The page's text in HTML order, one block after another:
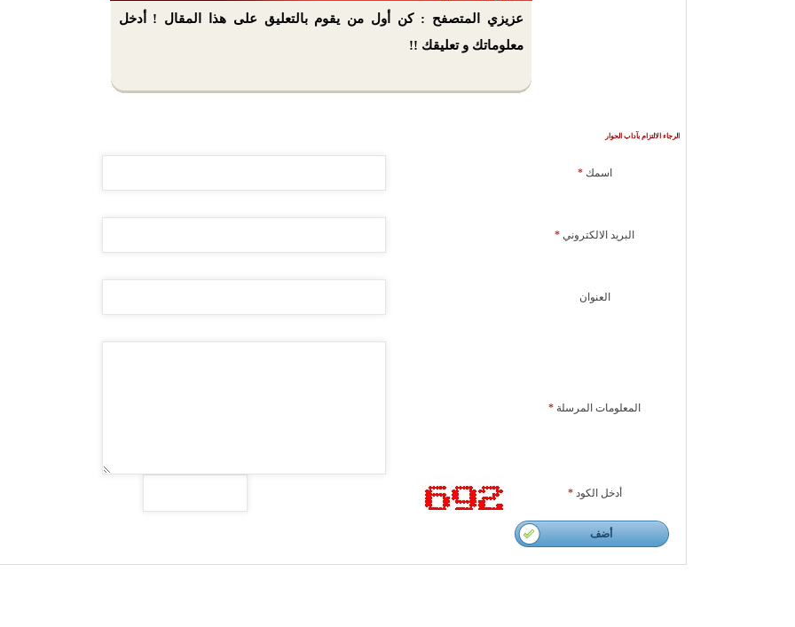
عزيزي المتصفح : كن أول من يقوم بالتعليق على هذا المقال ! أدخل
معلوماتك و تعليقك !!
الرجاء الالتزام بآداب الحوار
اسمك*
البريد الالكتروني *
العنوان
المعلومات المرسلة *
أدخل الكود*
أضف